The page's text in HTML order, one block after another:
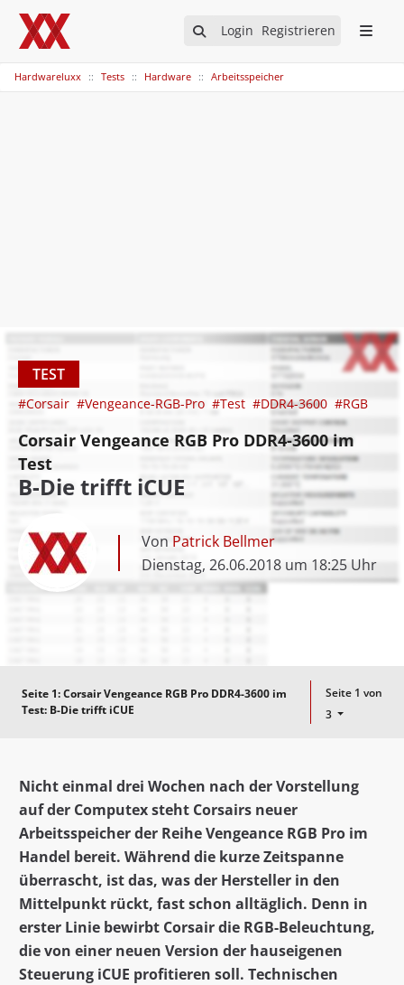
Login Registrieren
Hardwareluxx Tests Hardware Arbeitsspeicher
TEST
#Corsair #Vengeance-RGB-Pro #Test #DDR4-3600 #RGB
Corsair Vengeance RGB Pro DDR4-3600 im
Test
B-Die trifft iCUE
Von Patrick Bellmer
Dienstag, 26.06.2018 um 18:25 Uhr
Seite 1:Corsair Vengeance RGB Pro DDR4-3600 im
Test: B-Die trifft iCUE
Seite 1 von
3
Nicht einmal drei Wochen nach der Vorstellung
auf der Computex steht Corsairs neuer
Arbeitsspeicher der Reihe Vengeance RGB Pro im
Handel bereit. Während die kurze Zeitspanne
überrascht, ist das, was der Hersteller in den
Mittelpunkt rückt, fast schon alltäglich. Denn in
erster Linie bewirbt Corsair die RGB-Beleuchtung,
die von einer neuen Version der hauseigenen
Steuerung iCUE profitieren soll. Technischen